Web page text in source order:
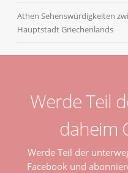
Athen Sehenswürdigkeiten
Hauptstadt Griechenlands
Werde Teil
daheim
Werde Teil der
Facebook und